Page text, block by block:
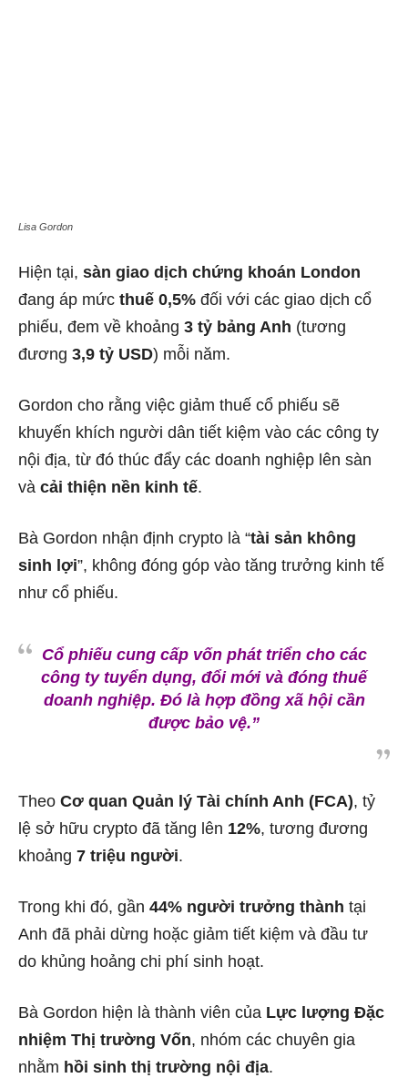
Lisa Gordon
Hiện tại, sàn giao dịch chứng khoán London
đang áp mức thuế 0,5% đối với các giao dịch cổ
phiếu, đem về khoảng 3 tỷ bảng Anh (tương
đương 3,9 tỷ USD) mỗi năm.
Gordon cho rằng việc giảm thuế cổ phiếu sẽ
khuyến khích người dân tiết kiệm vào các công ty
nội địa, từ đó thúc đẩy các doanh nghiệp lên sàn
và cải thiện nền kinh tế.
Bà Gordon nhận định crypto là “tài sản không
sinh lợi”, không đóng góp vào tăng trưởng kinh tế
như cổ phiếu.
Cổ phiếu cung cấp vốn phát triển cho các
công ty tuyển dụng, đổi mới và đóng thuế
doanh nghiệp. Đó là hợp đồng xã hội cần
được bảo vệ.”
Theo Cơ quan Quản lý Tài chính Anh (FCA), tỷ
lệ sở hữu crypto đã tăng lên 12%, tương đương
khoảng 7 triệu người.
Trong khi đó, gần 44% người trưởng thành tại
Anh đã phải dừng hoặc giảm tiết kiệm và đầu tư
do khủng hoảng chi phí sinh hoạt.
Bà Gordon hiện là thành viên của Lực lượng Đặc
nhiệm Thị trường Vốn, nhóm các chuyên gia
nhằm hồi sinh thị trường nội địa.